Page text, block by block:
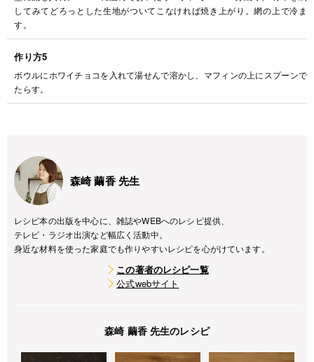
してみてどろっとした生地がついてこなければ焼き上がり。網の上で冷ま
す。
作り方5
ボウルにホワイチョコを入れて湯せんで溶かし、マフィンの上にスプーンで
たらす。
森崎 繭香 先生
レシピ本の出版を中心に、雑誌やWEBへのレシピ提供、
テレビ・ラジオ出演など幅広く活動中。
身近な材料を使った家庭でも作りやすいレシピを心がけています。
この著者のレシピ一覧
公式webサイト
森崎 繭香 先生のレシピ